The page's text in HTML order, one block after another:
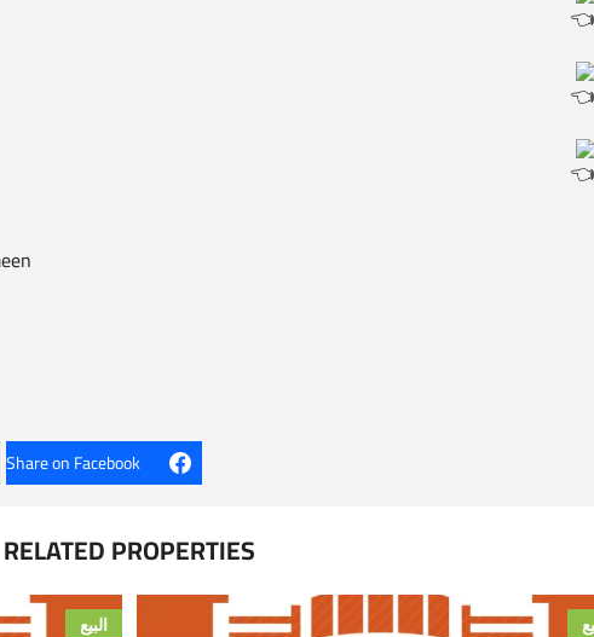
Share on Facebook
RELATED PROPERTIES
البيع